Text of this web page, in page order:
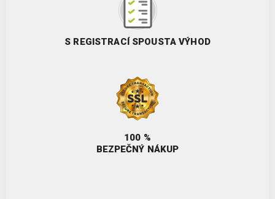
S REGISTRACÍ SPOUSTA VÝHOD
100 %
BEZPEČNÝ NÁKUP